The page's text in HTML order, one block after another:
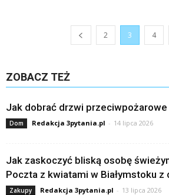
2 3 4
ZOBACZ TEŻ
Jak dobrać drzwi przeciwpożarowe
Dom Redakcja 3pytania.pl - 14 lipca 2026
Jak zaskoczyć bliską osobę
Poczta z kwiatami w Białymstoku z
Zakupy Redakcja 3pytania.pl - 13 lipca 2026